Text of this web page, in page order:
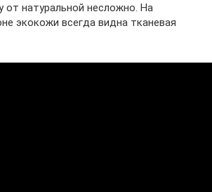
от натуральной несложно. На
экокожи всегда видна тканевая